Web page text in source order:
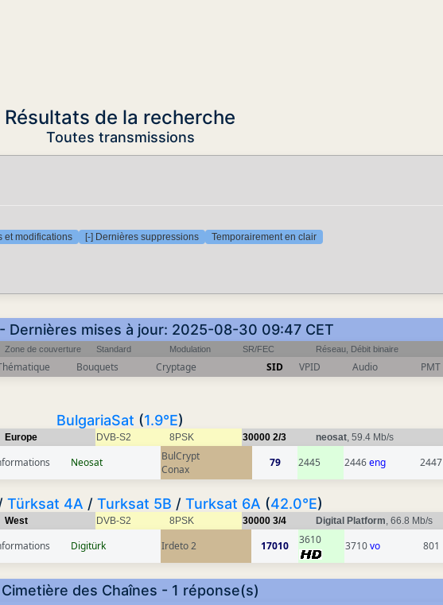
Résultats de la recherche
Toutes transmissions
et modifications [-] Dernières suppressions Temporairement en clair
Dernières mises à jour: 2025-08-30 09:47 CET
Zone de couverture Standard Modulation SR/FEC Réseau, Débit binaire
Bouquets Cryptage SID VPID Audio PMT
BulgariaSat (1.9°E)
Europe DVB-S2 8PSK 30000 2/3 neosat, 59.4 Mb/s
Neosat
BulCrypt
Conax
79 2445 2446eng 2447
Türksat 4A / Turksat 5B / Turksat 6A (42.0°E)
West DVB-S2 8PSK 30000 3/4 Digital Platform, 66.8 Mb/s
Digitürk Irdeto 2 17010 3610 3710vo 801
des Chaînes - 1 réponse(s)